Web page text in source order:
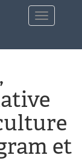
Toggle
navigation
et